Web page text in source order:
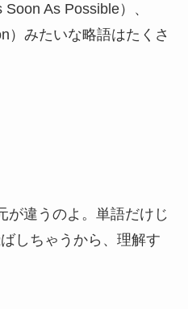
As Possible）、
）みたいな略語はたくさ
が違うのよ。単語だけじ
しちゃうから、理解す